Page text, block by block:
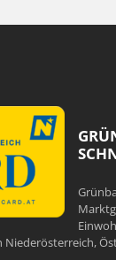
Niederösterreich,